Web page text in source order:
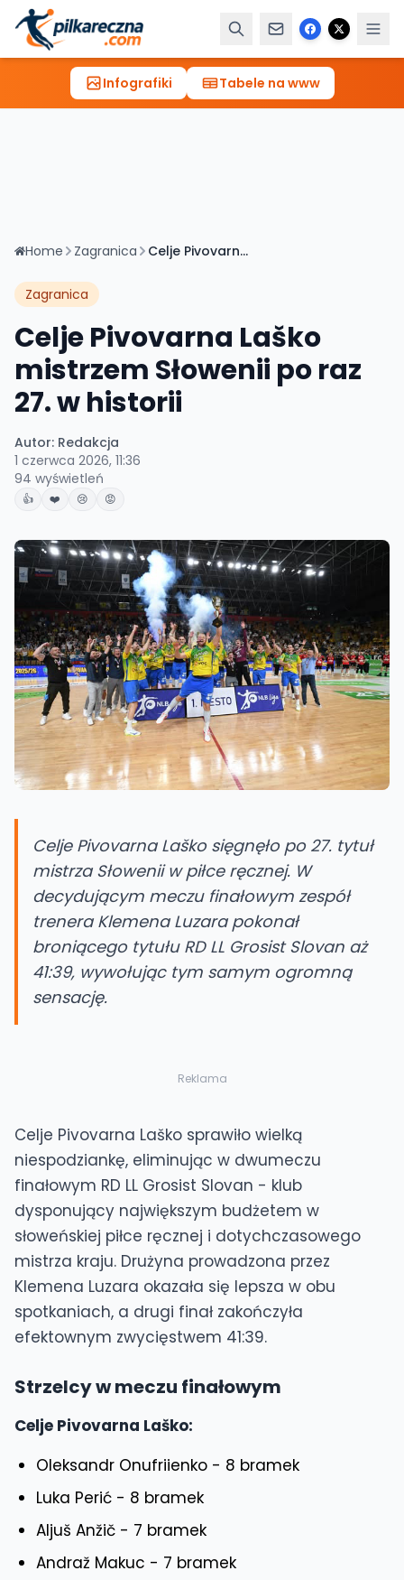
Infografiki Tabele na www
Home Zagranica Celje Pivovarna Laško mistrzem Słowenii po raz 27. w historii
Zagranica
Celje Pivovarna Laško
mistrzem Słowenii po raz
27. w historii
Autor: Redakcja
1 czerwca 2026, 11:36
94 wyświetleń
👍 ❤️ 😢 😡
Celje Pivovarna Laško sięgnęło po 27. tytuł
mistrza Słowenii w piłce ręcznej. W
decydującym meczu finałowym zespół
trenera Klemena Luzara pokonał
broniącego tytułu RD LL Grosist Slovan aż
41:39, wywołując tym samym ogromną
sensację.
Reklama
Celje Pivovarna Laško sprawiło wielką
niespodziankę, eliminując w dwumeczu
finałowym RD LL Grosist Slovan - klub
dysponujący największym budżetem w
słoweńskiej piłce ręcznej i dotychczasowego
mistrza kraju. Drużyna prowadzona przez
Klemena Luzara okazała się lepsza w obu
spotkaniach, a drugi finał zakończyła
efektownym zwycięstwem 41:39.
Strzelcy w meczu finałowym
Celje Pivovarna Laško:
Oleksandr Onufriienko - 8 bramek
Luka Perić - 8 bramek
Aljuš Anžič - 7 bramek
Andraž Makuc - 7 bramek